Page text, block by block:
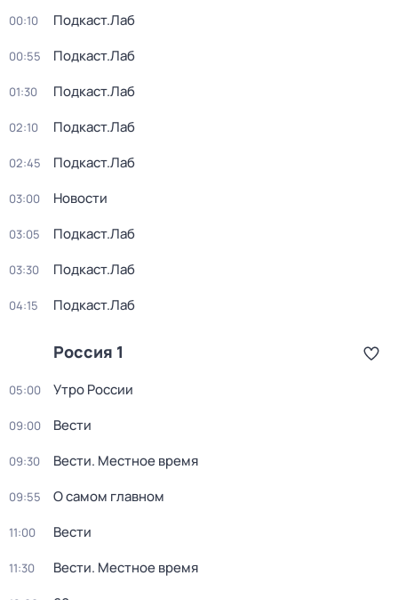
00:10 Подкаст.Лаб
00:55 Подкаст.Лаб
01:30 Подкаст.Лаб
02:10 Подкаст.Лаб
02:45 Подкаст.Лаб
03:00 Новости
03:05 Подкаст.Лаб
03:30 Подкаст.Лаб
04:15 Подкаст.Лаб
Россия 1
05:00 Утро России
09:00 Вести
09:30 Вести. Местное время
09:55 О самом главном
11:00 Вести
11:30 Вести. Местное время